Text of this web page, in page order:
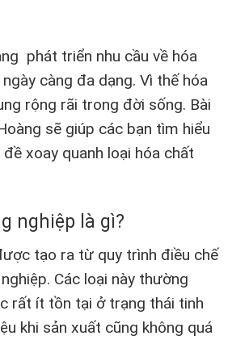
phát triển nhu cầu về hóa
càng đa dạng. Vì thế hóa
rộng rãi trong đời sống. Bài
sẽ giúp các bạn tìm hiểu
xoay quanh loại hóa chất
nghiệp là gì?
tạo ra từ quy trình điều chế
Các loại này thường
rất ít tồn tại ở trạng thái tinh
khi sản xuất cũng không quá